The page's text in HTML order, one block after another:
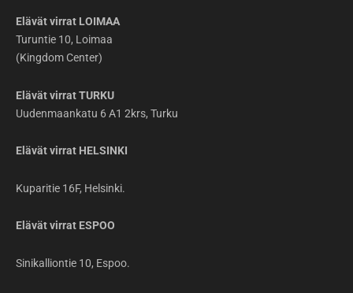
Elävät virrat LOIMAA
Turuntie 10, Loimaa
(Kingdom Center)
Elävät virrat TURKU
Uudenmaankatu 6 A1 2krs, Turku
Elävät virrat HELSINKI
Kuparitie 16F, Helsinki.
Elävät virrat ESPOO
Sinikalliontie 10, Espoo.